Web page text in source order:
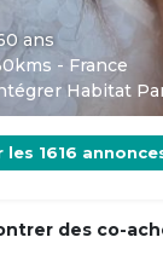
ans
- France
Habitat
les 1616
des co-